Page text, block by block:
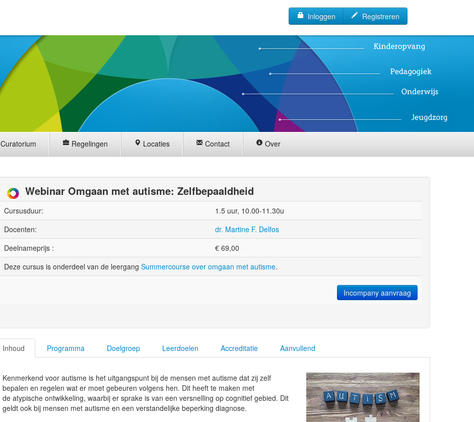
Inloggen Registreren
Curatorium Regelingen Locaties Contact Over
Webinar Omgaan met autisme: Zelfbepaaldheid
Cursusduur:
1.5 uur, 10.00-11.30u
Docenten:
dr. Martine F. Delfos
Deelnameprijs :
€69,00
Deze cursus is onderdeel van de leergangSummercourse over omgaan met autisme.
Incompany aanvraag
Inhoud Programma Doelgroep Leerdoelen Accreditatie Aanvullend
Kenmerkend voor autisme is het uitgangspunt bij de mensen met autisme dat zij zelf
bepalen en regelen wat er moet gebeuren volgens hen. Dit heeft te maken met
de atypische ontwikkeling, waarbij er sprake is van een versnelling op cognitief gebied. Dit
geldt ook bij mensen met autisme en een verstandelijke beperking diagnose.